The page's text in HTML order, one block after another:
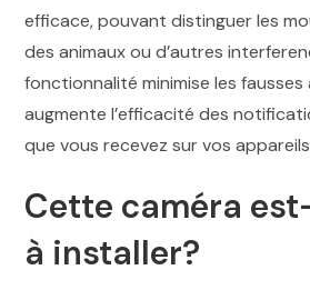
efficace, pouvant distinguer les
des animaux ou d’autres
fonctionnalité minimise les
augmente l’efficacité des
que vous recevez sur vos
Cette caméra
à installer?